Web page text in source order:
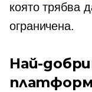
която трябва
ограничена.
Най-